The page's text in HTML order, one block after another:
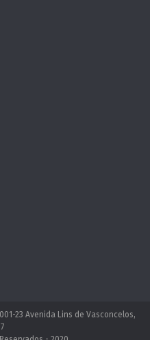
23 Avenida Lins de Vasconcelos,